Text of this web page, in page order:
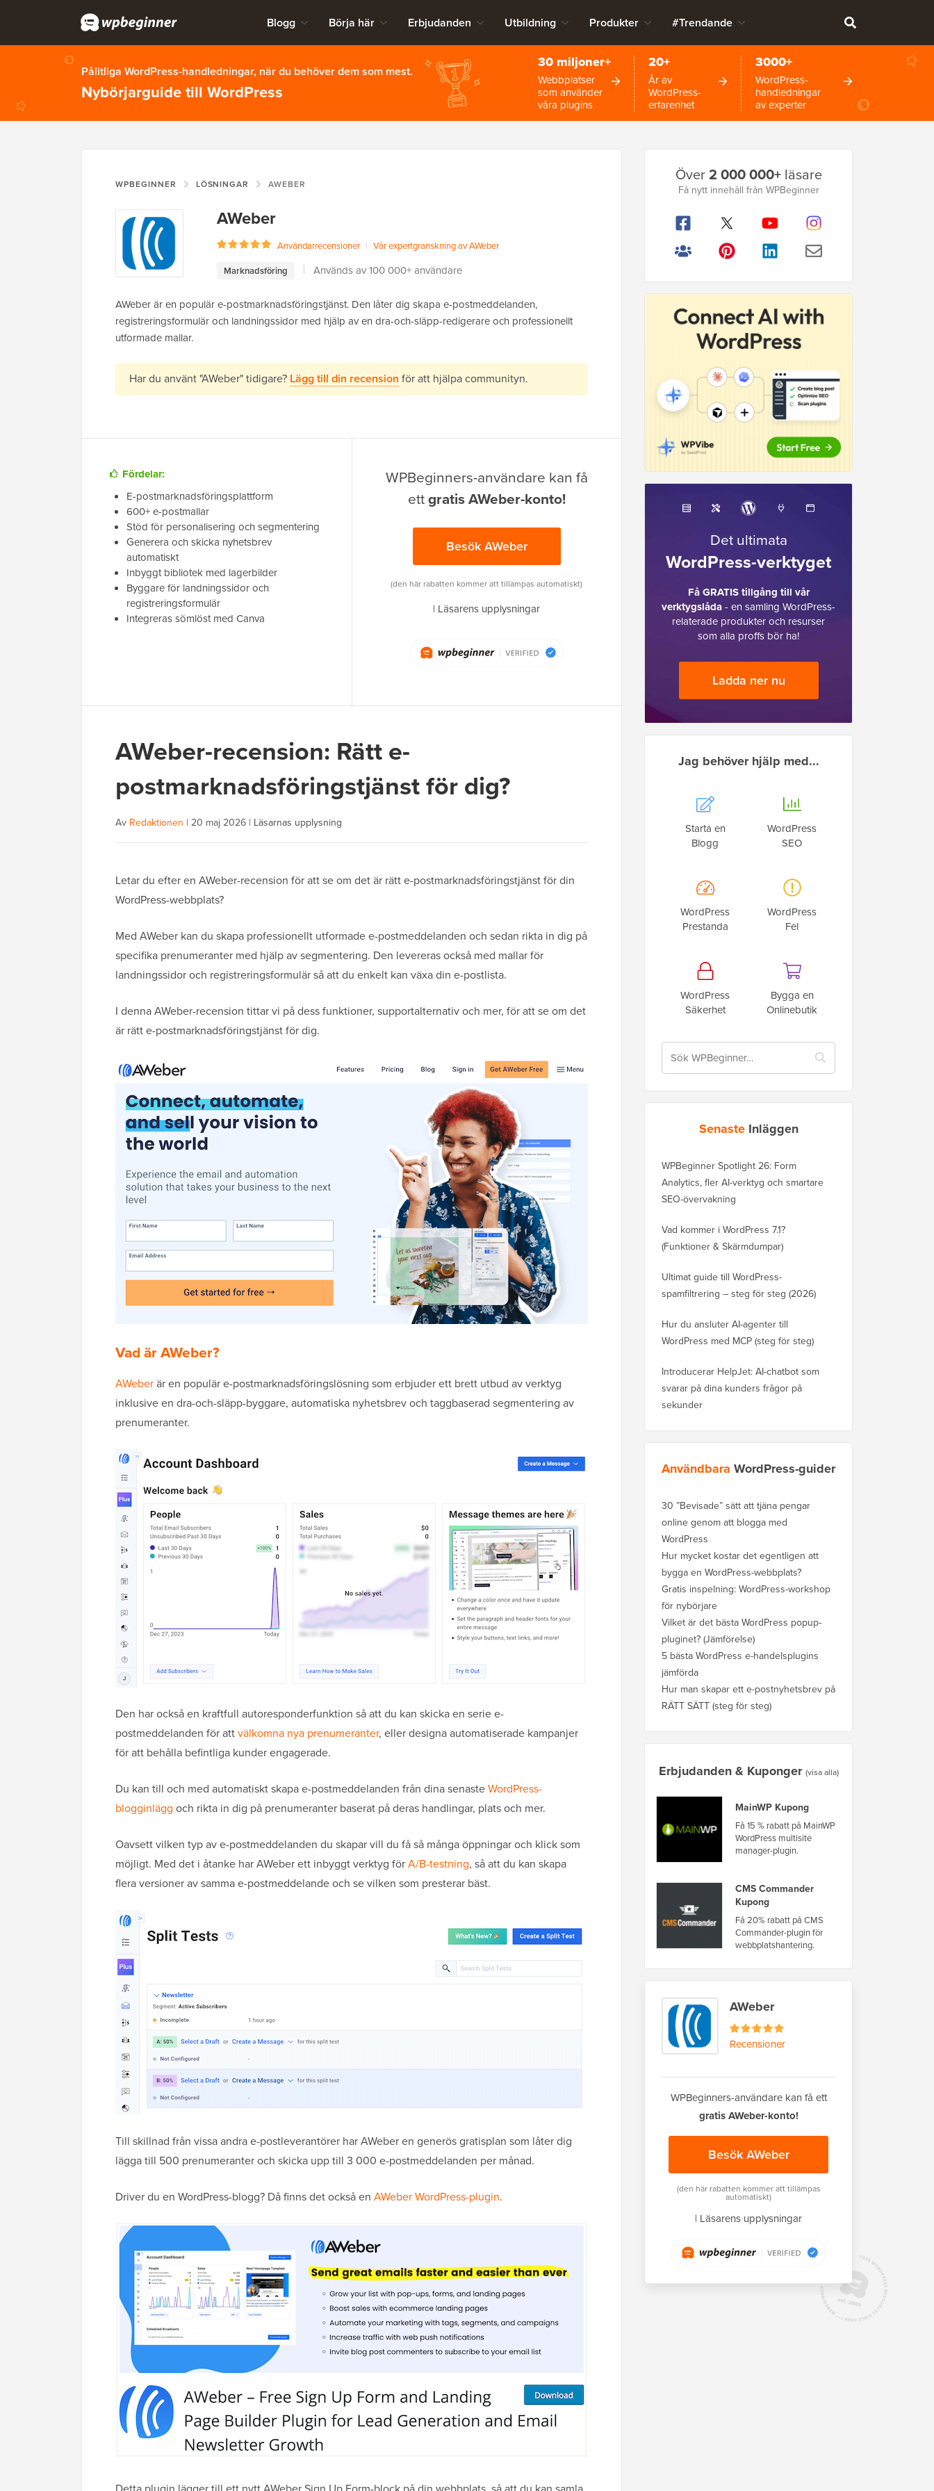
Blogg Börja här Erbjudanden Utbildning Produkter #Trendande
Pålitliga WordPress-handledningar, när du behöver dem som mest.
Nybörjarguide till WordPress
30 miljoner+
Webbplatser
som använder
våra plugins
20+
År av
WordPress-
erfarenhet
3000+
WordPress-
handledningar
av experter
WPBEGINNER LÖSNINGAR AWEBER
AWeber
Användarrecensioner | Vår expertgranskning av AWeber
Marknadsföring
Används av 100 000+ användare
AWeber är en populär e-postmarknadsföringstjänst. Den låter dig skapa e-postmeddelanden,
registreringsformulär och landningssidor med hjälp av en dra-och-släpp-redigerare och professionellt
utformade mallar.
Har du använt "AWeber" tidigare? Lägg till din recension för att hjälpa communityn.
Fördelar:
E-postmarknadsföringsplattform
600+ e-postmallar
Stöd för personalisering och segmentering
Generera och skicka nyhetsbrev
automatiskt
Inbyggt bibliotek med lagerbilder
Byggare för landningssidor och
registreringsformulär
Integreras sömlöst med Canva
WPBeginners-användare kan få
ettgratis AWeber-konto!
Besök AWeber
(den här rabatten kommer att tillämpas automatiskt)
| Läsarens upplysningar
AWeber-recension: Rätt e-
postmarknadsföringstjänst för dig?
Av Redaktionen | 20 maj 2026 | Läsarnas upplysning
Letar du efter en AWeber-recension för att se om det är rätt e-postmarknadsföringstjänst för din
WordPress-webbplats?
Med AWeber kan du skapa professionellt utformade e-postmeddelanden och sedan rikta in dig på
specifika prenumeranter med hjälp av segmentering. Den levereras också med mallar för
landningssidor och registreringsformulär så att du enkelt kan växa din e-postlista.
I denna AWeber-recension tittar vi på dess funktioner, supportalternativ och mer, för att se om det
är rätt e-postmarknadsföringstjänst för dig.
Vad är AWeber?
AWeberär en populär e-postmarknadsföringslösning som erbjuder ett brett utbud av verktyg
inklusive en dra-och-släpp-byggare, automatiska nyhetsbrev och taggbaserad segmentering av
prenumeranter.
Den har också en kraftfull autoresponderfunktion så att du kan skicka en serie e-
postmeddelanden för attvälkomna nya prenumeranter, eller designa automatiserade kampanjer
för att behålla befintliga kunder engagerade.
Du kan till och med automatiskt skapa e-postmeddelanden från dina senasteWordPress-
blogginlägg och rikta in dig på prenumeranter baserat på deras handlingar, plats och mer.
Oavsett vilken typ av e-postmeddelanden du skapar vill du få så många öppningar och klick som
möjligt. Med det i åtanke har AWeber ett inbyggt verktyg förA/B-testning, så att du kan skapa
flera versioner av samma e-postmeddelande och se vilken som presterar bäst.
Till skillnad från vissa andra e-postleverantörer har AWeber en generös gratisplan som låter dig
lägga till 500 prenumeranter och skicka upp till 3 000 e-postmeddelanden per månad.
Driver du en WordPress-blogg? Då finns det också en AWeber WordPress-plugin.
Primär
sidofält
Över2 000 000+läsare
Få nytt innehåll från WPBeginner
Det ultimata
WordPress-verktyget
Få GRATIS tillgång till vår
verktygslåda- en samling WordPress-
relaterade produkter och resurser
som alla proffs bör ha!
Ladda ner nu
Jag behöver hjälp med...
Starta en
Blogg
WordPress
SEO
WordPress
Prestanda
WordPress
Fel
WordPress
Säkerhet
Bygga en
Onlinebutik
Senaste Inläggen
WPBeginner Spotlight 26: Form
Analytics, fler AI-verktyg och smartare
SEO-övervakning
Vad kommer i WordPress 7.1?
(Funktioner & Skärmdumpar)
Ultimat guide till WordPress-
spamfiltrering – steg för steg (2026)
Hur du ansluter AI-agenter till
WordPress med MCP (steg för steg)
Introducerar HelpJet: AI-chatbot som
svarar på dina kunders frågor på
sekunder
Användbara WordPress-guider
30 ”Bevisade” sätt att tjäna pengar
online genom att blogga med
WordPress
Hur mycket kostar det egentligen att
bygga en WordPress-webbplats?
Gratis inspelning: WordPress-workshop
för nybörjare
Vilket är det bästa WordPress popup-
pluginet? (Jämförelse)
5 bästa WordPress e-handelsplugins
jämförda
Hur man skapar ett e-postnyhetsbrev på
RÄTT SÄTT (steg för steg)
Erbjudanden & Kuponger (visa alla)
MainWP Kupong
Få 15 % rabatt på MainWP
WordPress multisite
manager-plugin.
CMS Commander
Kupong
Få 20% rabatt på CMS
Commander-plugin för
webbplatshantering.
AWeber
Recensioner
WPBeginners-användare kan få ett
gratis AWeber-konto!
Besök AWeber
(den här rabatten kommer att tillämpas
automatiskt)
| Läsarens upplysningar